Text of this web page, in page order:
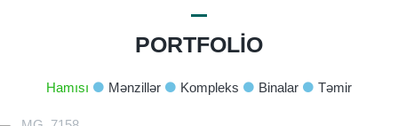
PORTFOLIO
Hamısı Mənzillər Kompleks Binalar Təmir